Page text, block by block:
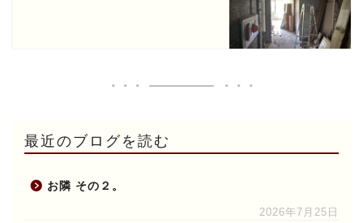
最近のブログを読む
お隣 その２。
2026年7月25日